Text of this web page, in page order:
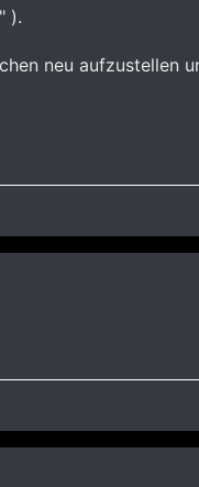
).
neu aufzustellen